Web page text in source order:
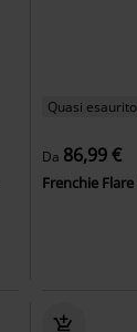
Quasi esaurito
Da 86,99 €
Frenchie